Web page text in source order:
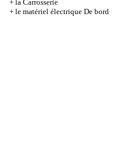
+ la Carrosserie
+ le matériel électrique De bord